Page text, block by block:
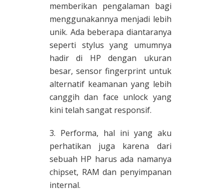
memberikan pengalaman bagi
menggunakannya menjadi lebih
unik. Ada beberapa diantaranya
seperti stylus yang umumnya
hadir di HP dengan ukuran
besar, sensor fingerprint untuk
alternatif keamanan yang lebih
canggih dan face unlock yang
kini telah sangat responsif.
3. Performa, hal ini yang aku
perhatikan juga karena dari
sebuah HP harus ada namanya
chipset, RAM dan penyimpanan
internal.